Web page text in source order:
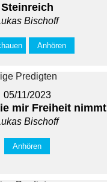
Steinreich
Bischoff
Anhören
05/11/2023
mir Freiheit nimmt
Bischoff
Anhören